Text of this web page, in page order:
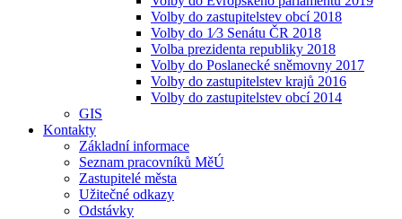
Volby do zastupitelstev obcí 2018
Volby do 1⁄3 Senátu ČR 2018
Volba prezidenta republiky 2018
Volby do Poslanecké sněmovny 2017
Volby do zastupitelstev krajů 2016
Volby do zastupitelstev obcí 2014
GIS
Kontakty
Základní informace
Seznam pracovníků MěÚ
Zastupitelé města
Užitečné odkazy
Odstávky